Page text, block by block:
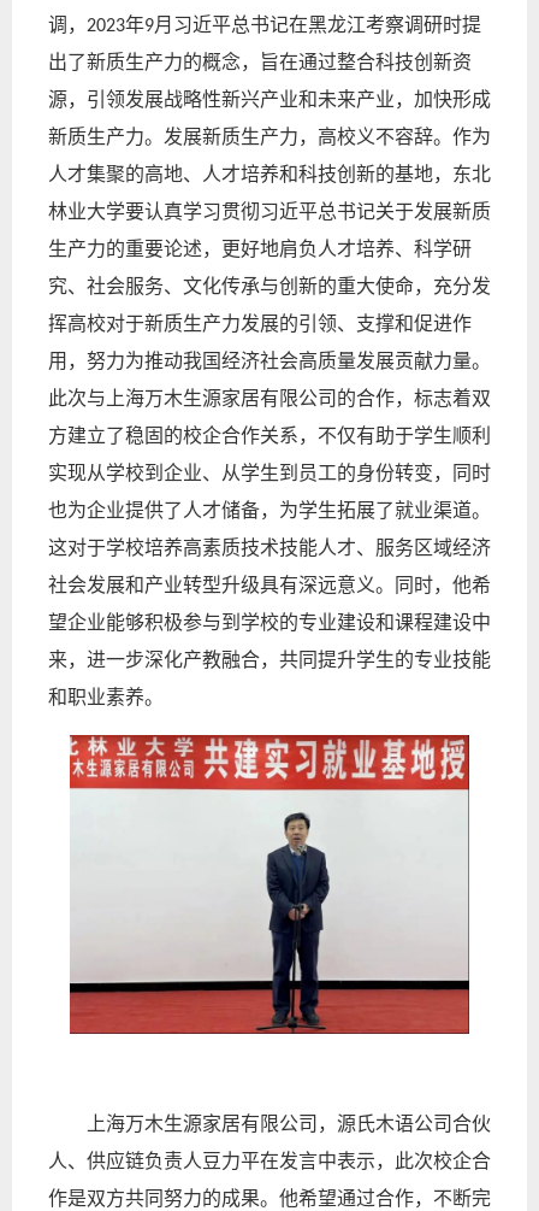
调， 2023年9月习近平总书记在黑龙江考察调研时提
出了新质生产力的概念，旨在通过整合科技创新资
源，引领发展战略性新兴产业和未来产业，加快形成
新质生产力。发展新质生产力，高校义不容辞。作为
人才集聚的高地、人才培养和科技创新的基地，东北
林业大学要认真学习贯彻习近平总书记关于发展新质
生产力的重要论述，更好地肩负人才培养、科学研
究、社会服务、文化传承与创新的重大使命，充分发
挥高校对于新质生产力发展的引领、支撑和促进作
用，努力为推动我国经济社会高质量发展贡献力量。
此次与上海万木生源家居有限公司的合作，标志着双
方建立了稳固的校企合作关系，不仅有助于学生顺利
实现从学校到企业、从学生到员工的身份转变，同时
也为企业提供了人才储备，为学生拓展了就业渠道。
这对于学校培养高素质技术技能人才、服务区域经济
社会发展和产业转型升级具有深远意义。同时，他希
望企业能够积极参与到学校的专业建设和课程建设中
来，进一步深化产教融合，共同提升学生的专业技能
和职业素养。
上海万木生源家居有限公司，源氏木语公司合伙
人、供应链负责人豆力平在发言中表示，此次校企合
作是双方共同努力的成果。他希望通过合作，不断完